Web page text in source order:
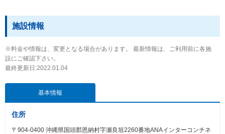
施設情報
※料金や情報は、変更となる場合があります。 最新情報は、ご利用前に各施
設にご確認下さい。
最終更新日:2022.01.04
基本情報
住所
〒904-0400 沖縄県国頭郡恩納村字瀬良垣2260番地ANAインターコンチネ